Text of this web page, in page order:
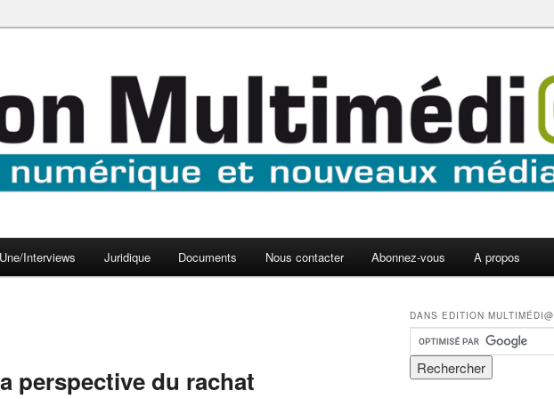
Une/Interviews Juridique Documents Nous contacter Abonnez-vous A propos
perspective du rachat
DANS EDITION MULTIMÉDI@